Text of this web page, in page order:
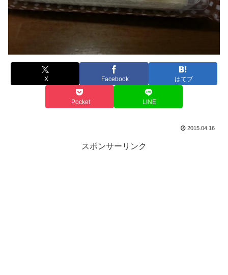
X Facebook はてブ
Pocket LINE
2015.04.16
スポンサーリンク